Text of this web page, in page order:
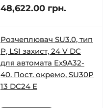
48,622.00 грн.
Розчеплювач SU3.0, тип
Р, LSI захист, 24 V DC
для автомата Ex9A32-
40. Пост. окремо, SU30P
13 DC24 E